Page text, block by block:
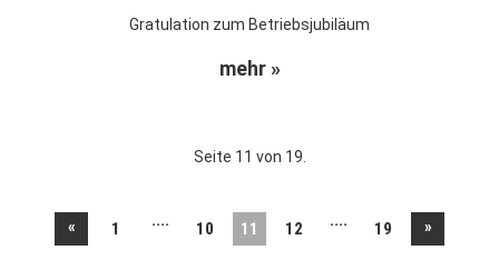
Gratulation zum Betriebsjubiläum
mehr »
Seite 11 von 19.
« 1 .... 10 11 12 .... 19 »